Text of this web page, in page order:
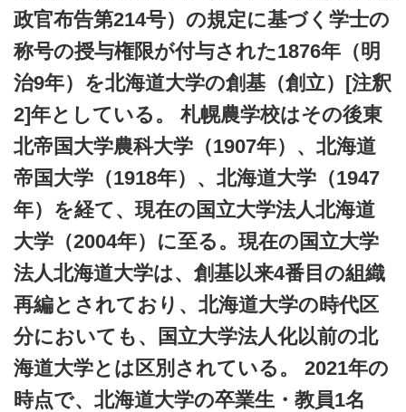
政官布告第214号）の規定に基づく学士の
称号の授与権限が付与された1876年（明
治9年）を北海道大学の創基（創立）[注釈
2]年としている。 札幌農学校はその後東
北帝国大学農科大学（1907年）、北海道
帝国大学（1918年）、北海道大学（1947
年）を経て、現在の国立大学法人北海道
大学（2004年）に至る。現在の国立大学
法人北海道大学は、創基以来4番目の組織
再編とされており、北海道大学の時代区
分においても、国立大学法人化以前の北
海道大学とは区別されている。 2021年の
時点で、北海道大学の卒業生・教員1名